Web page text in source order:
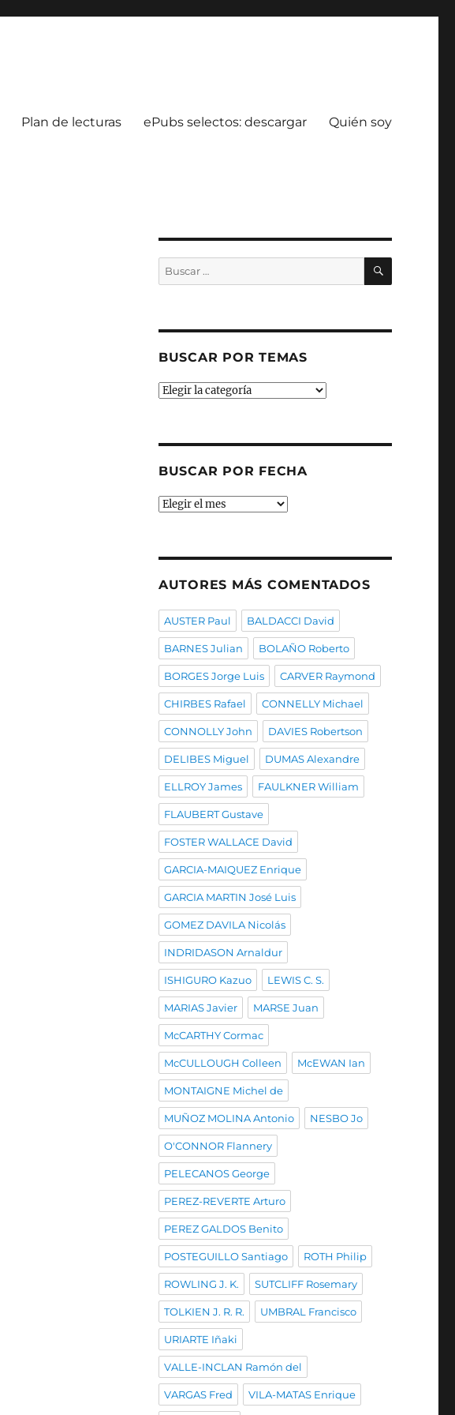
Plan de lecturas ePubs selectos: descargar Quién soy
Buscar
por:
BUSCAR
BUSCAR POR TEMAS
Buscar
BUSCAR POR FECHA
Buscar
AUTORES MÁS COMENTADOS
AUSTER Paul BALDACCI David
BARNES Julian BOLAÑO Roberto
BORGES Jorge Luis CARVER Raymond
CHIRBES Rafael CONNELLY Michael
CONNOLLY John DAVIES Robertson
DELIBES Miguel DUMAS Alexandre
ELLROY James FAULKNER William
FLAUBERT Gustave
FOSTER WALLACE David
GARCIA-MAIQUEZ Enrique
GARCIA MARTIN José Luis
GOMEZ DAVILA Nicolás
INDRIDASON Arnaldur
ISHIGURO Kazuo LEWIS C. S.
MARIAS Javier MARSE Juan
McCARTHY Cormac
McCULLOUGH Colleen McEWAN Ian
MONTAIGNE Michel de
MUÑOZ MOLINA Antonio NESBO Jo
O'CONNOR Flannery
PELECANOS George
PEREZ-REVERTE Arturo
PEREZ GALDOS Benito
POSTEGUILLO Santiago ROTH Philip
ROWLING J. K. SUTCLIFF Rosemary
TOLKIEN J. R. R. UMBRAL Francisco
URIARTE Iñaki
VALLE-INCLAN Ramón del
VARGAS Fred VILA-MATAS Enrique